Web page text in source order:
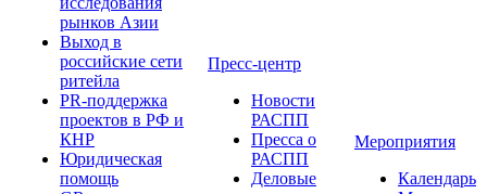
рынков Азии
Выход в
российские сети
ритейла
PR-поддержка
проектов в РФ и
КНР
Юридическая
помощь
Пресс-центр
Новости
РАСПП
Пресса о
РАСПП
Деловые
Мероприятия
Календарь